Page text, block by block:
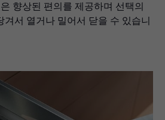
향상된 편의를 제공하며 선택의
겨서 열거나 밀어서 닫을 수 있습니